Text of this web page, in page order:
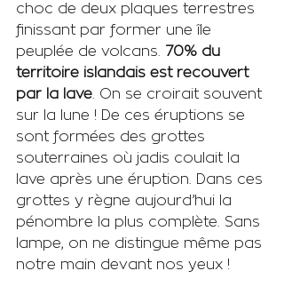
choc de deux plaques terrestres
finissant par former une île
peuplée de volcans. 70% du
territoire islandais est recouvert
par la lave . On se croirait souvent
sur la lune ! De ces éruptions se
sont formées des grottes
souterraines où jadis coulait la
lave après une éruption. Dans ces
grottes y règne aujourd’hui la
pénombre la plus complète. Sans
lampe, on ne distingue même pas
notre main devant nos yeux !